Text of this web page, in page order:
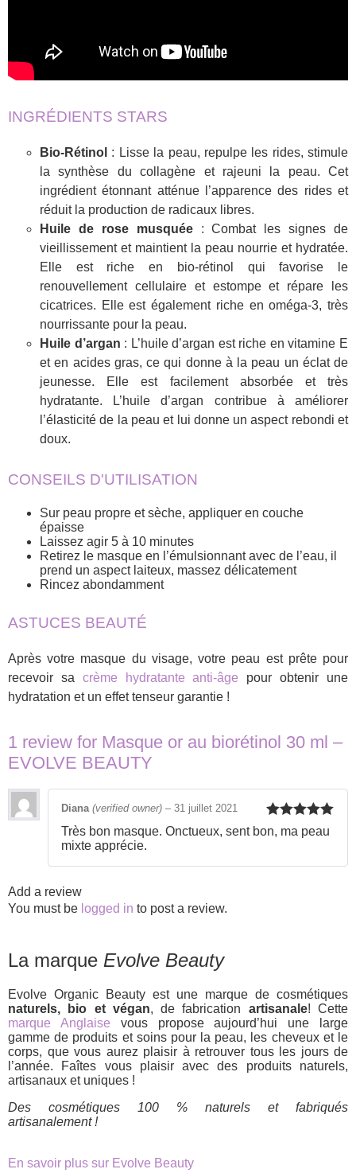
INGRÉDIENTS STARS
Bio-Rétinol : Lisse la peau, repulpe les rides, stimule
la synthèse du collagène et rajeuni la peau. Cet
ingrédient étonnant atténue l’apparence des rides et
réduit la production de radicaux libres.
Huile de rose musquée: Combat les signes de
vieillissement et maintient la peau nourrie et hydratée.
Elle est riche en bio-rétinol qui favorise le
renouvellement cellulaire et estompe et répare les
cicatrices. Elle est également riche en oméga-3, très
nourrissante pour la peau.
Huile d’argan : L’huile d’argan est riche en vitamine E
et en acides gras, ce qui donne à la peau un éclat de
jeunesse. Elle est facilement absorbée et très
hydratante. L’huile d’argan contribue à améliorer
l’élasticité de la peau et lui donne un aspect rebondi et
doux.
CONSEILS D'UTILISATION
Sur peau propre et sèche, appliquer en couche
épaisse
Laissez agir 5 à 10 minutes
Retirez le masque en l’émulsionnant avec de l’eau, il
prend un aspect laiteux, massez délicatement
Rincez abondamment
ASTUCES BEAUTÉ
Après votre masque du visage, votre peau est prête pour
recevoir sa crème hydratante anti-âge pour obtenir une
hydratation et un effet tenseur garantie !
1 review for Masque or au biorétinol 30 ml –
EVOLVE BEAUTY
Rated 5out
of 5
Diana (verified owner) – 31 juillet 2021
Très bon masque. Onctueux, sent bon, ma peau
mixte apprécie.
Add a review
You must be logged in to post a review.
La marque Evolve Beauty
Evolve Organic Beauty est une marque de cosmétiques
naturels, bio et végan, de fabrication artisanale! Cette
marque Anglaise vous propose aujourd’hui une large
gamme de produits et soins pour la peau, les cheveux et le
corps, que vous aurez plaisir à retrouver tous les jours de
l’année. Faîtes vous plaisir avec des produits naturels,
artisanaux et uniques !
Des cosmétiques 100 % naturels et fabriqués
artisanalement !
En savoir plus sur Evolve Beauty